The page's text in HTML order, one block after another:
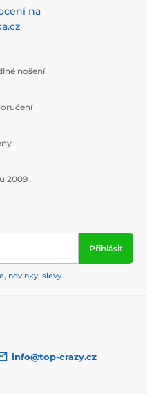
na
nošení
2009
Přihlásit
novinky, slevy
info@top-crazy.cz